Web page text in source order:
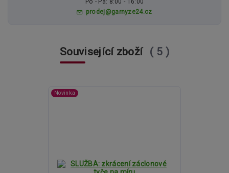
prodej@garnyze24.cz
Související zboží 5
Novinka